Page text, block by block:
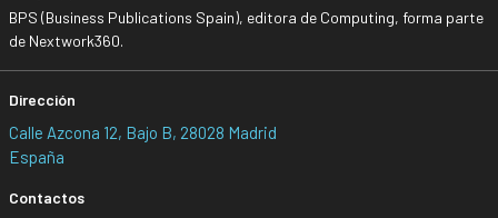
BPS (Business Publications Spain), editora de Computing, forma parte
de Nextwork360.
Dirección
Calle Azcona 12, Bajo B, 28028 Madrid
España
Contactos